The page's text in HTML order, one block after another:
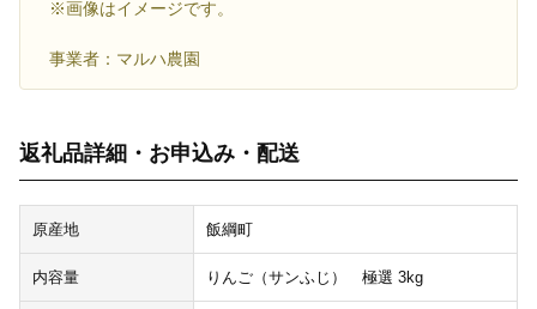
※画像はイメージです。
事業者：マルハ農園
返礼品詳細・お申込み・配送
原産地 飯綱町
内容量 りんご（サンふじ） 極選 3kg